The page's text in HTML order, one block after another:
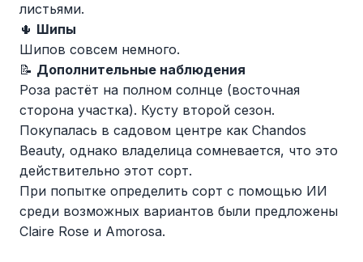
листьями.
🌵 Шипы
Шипов совсем немного.
📝 Дополнительные наблюдения
Роза растёт на полном солнце (восточная
сторона участка). Кусту второй сезон.
Покупалась в садовом центре как Chandos
Beauty, однако владелица сомневается, что это
действительно этот сорт.
При попытке определить сорт с помощью ИИ
среди возможных вариантов были предложены
Claire Rose и Amorosa.